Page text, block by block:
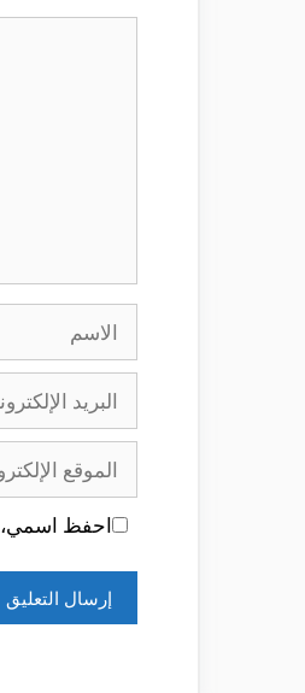
الاسم
البريد
الإلكتروني
الموقع
الإلكتروني
احفظ اسمي،